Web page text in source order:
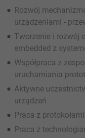
Rozwój
urządzeniami -
Tworzenie i rozwój
embedded z
Współpraca z
uruchamiania
Aktywne
urządzeń
Praca z
Praca z